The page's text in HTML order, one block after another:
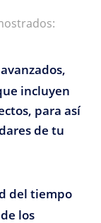
incluyen
para así
de tu
del tiempo
los